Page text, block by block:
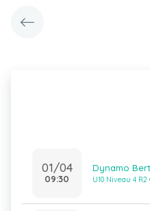
01/04
09:30
Dynamo
U10 Niveau 4